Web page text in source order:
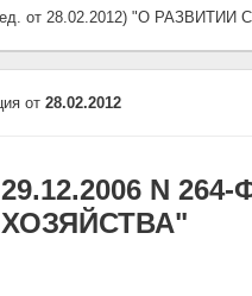
от 28.02.2012) "О
от 28.02.2012
N 264-